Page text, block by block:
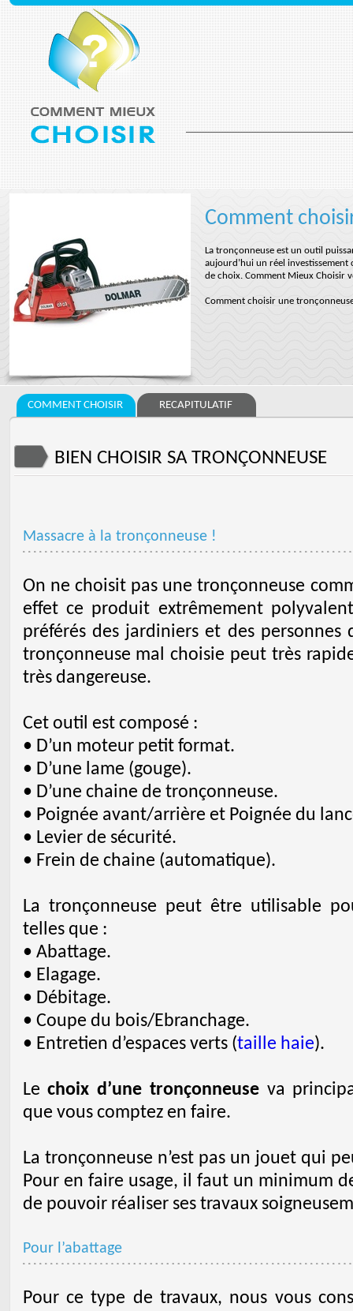
Comment
La tronçonneuse est un outil
aujourd’hui un réel
de choix. Comment Mieux Choisir
Comment choisir une
COMMENT CHOISIR RECAPITULATIF
BIEN CHOISIR SA TRONÇONNEUSE
Massacre à la tronçonneuse !
On ne choisit pas une tronçonneuse
effet ce produit extrêmement
préférés des jardiniers et des
tronçonneuse mal choisie peut très
très dangereuse.
Cet outil est composé :
• D’un moteur petit format.
• D’une lame (gouge).
• D’une chaine de tronçonneuse.
• Poignée avant/arrière et Poignée du
• Levier de sécurité.
• Frein de chaine (automatique).
La tronçonneuse peut être utilisable
telles que :
• Abattage.
• Elagage.
• Débitage.
• Coupe du bois/Ebranchage.
• Entretien d’espaces verts (taille haie).
Lechoix d’une tronçonneuseva
que vous comptez en faire.
La tronçonneuse n’est pas un jouet qui
Pour en faire usage, il faut un minimum
de pouvoir réaliser ses travaux
Pour l’abattage
Pour ce type de travaux, nous vous